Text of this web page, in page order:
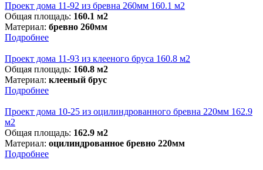
Проект дома 11-92 из бревна 260мм 160.1 м2
Общая площадь: 160.1 м2
Материал: бревно 260мм
Подробнее
Проект дома 11-93 из клееного бруса 160.8 м2
Общая площадь: 160.8 м2
Материал: клееный брус
Подробнее
Проект дома 10-25 из оцилиндрованного бревна 220мм 162.9
м2
Общая площадь: 162.9 м2
Материал: оцилиндрованное бревно 220мм
Подробнее